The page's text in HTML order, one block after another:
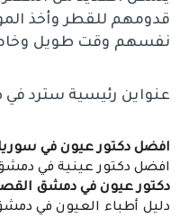
قدومهم للقطر وأخذ
نفسهم وقت طويل
عنواين رئيسية سترد في
افضل دكتور عيون في
افضل دكتور عينية في
دكتور عيون في دمشق
دليل أطباء العيون في